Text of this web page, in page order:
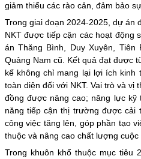
giảm thiểu các rào cản, đảm bảo
Trong giai đoạn 2024-2025, dự án
NKT được tiếp cận các hoạt động
án Thăng Bình, Duy Xuyên,
Quảng Nam cũ. Kết quả đạt được
kế không chỉ mang lại lợi ích
toàn diện đối với NKT. Vai trò và vị
đồng được nâng cao; năng lực kỹ
năng tiếp cận thị trường được cải
công việc tăng lên, góp phần tạo
thuộc và nâng cao chất lượng cuộc
Trong khuôn khổ thuộc mục tiêu